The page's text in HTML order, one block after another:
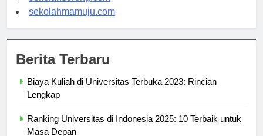
sekolahsorong.com
Biaya Kuliah di Universitas Terbuka 2023: Rincian
Ranking Universitas di Indonesia 2025: 10 Terbaik untuk